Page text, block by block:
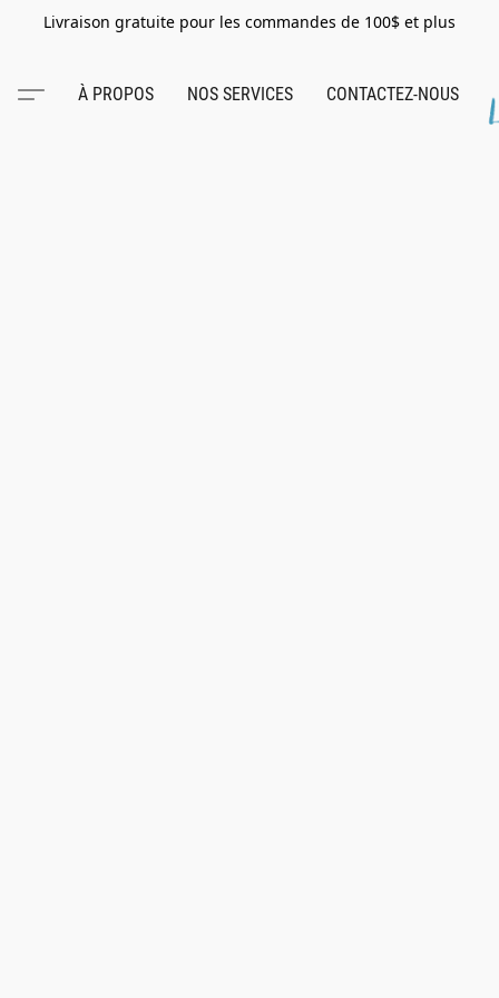
Livraison gratuite pour les commandes de 100$ et plus
À PROPOS NOS SERVICES CONTACTEZ-NOUS